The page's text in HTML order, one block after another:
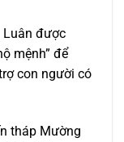
Luân được
mệnh” để
con người có
tháp Mường